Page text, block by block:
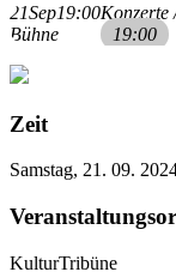
21Sep19:00Konzerte
Bühne
19:00
Zeit
Samstag, 21. 09.
KulturTribüne